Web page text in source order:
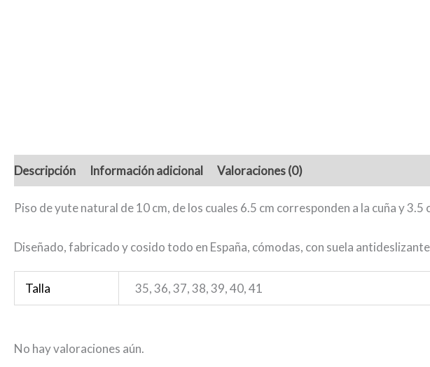
Descripción Información adicional Valoraciones (0)
Piso de yute natural de 10 cm, de los cuales 6.5 cm corresponden a la cuña y 3.5
Diseñado, fabricado y cosido todo en España, cómodas, con suela
Talla 35, 36, 37, 38, 39, 40, 41
No hay valoraciones aún.